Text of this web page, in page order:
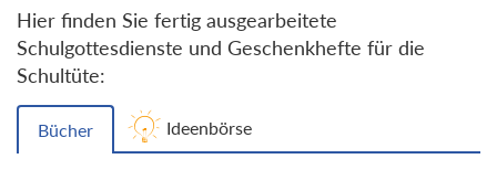
Hier finden Sie fertig ausgearbeitete
Schulgottesdienste und Geschenkhefte für die
Schultüte:
Bücher Ideenbörse